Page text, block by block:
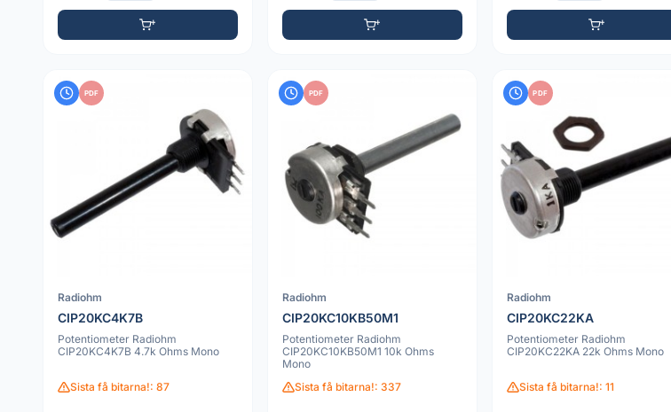
PDF
Radiohm
CIP20KC4K7B
Potentiometer Radiohm
CIP20KC4K7B 4.7k Ohms Mono
Sista få bitarna!: 87
PDF
Radiohm
CIP20KC10KB50M1
Potentiometer Radiohm
CIP20KC10KB50M1 10k Ohms
Mono
Sista få bitarna!: 337
PDF
Radiohm
CIP20KC22KA
Potentiometer Radiohm
CIP20KC22KA 22k Ohms Mono
Sista få bitarna!: 11